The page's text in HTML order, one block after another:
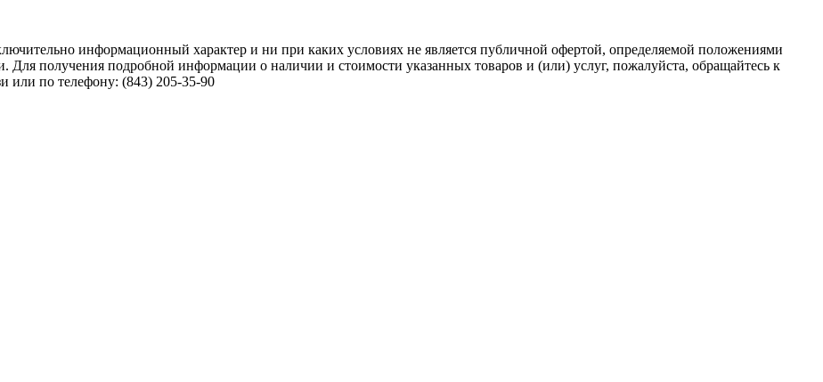
информационный характер и ни при каких условиях не является публичной офертой, определяемой положениями
Для получения подробной информации о наличии и стоимости указанных товаров и (или) услуг, пожалуйста, обращайтесь к
или по телефону: (843) 205-35-90